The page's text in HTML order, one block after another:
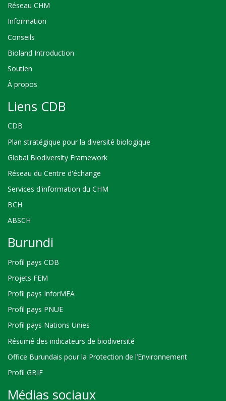
Réseau CHM
Information
Conseils
Bioland Introduction
Soutien
À propos
Liens CDB
CDB
Plan stratégique pour la diversité biologique
Global Biodiversity Framework
Réseau du Centre d'échange
Services d'information du CHM
BCH
ABSCH
Burundi
Profil pays CDB
Projets FEM
Profil pays InforMEA
Profil pays PNUE
Profil pays Nations Unies
Résumé des indicateurs de biodiversité
Office Burundais pour la Protection de l’Environnement
Profil GBIF
Médias sociaux